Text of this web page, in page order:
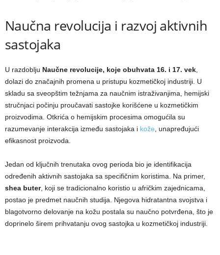
Naučna revolucija i razvoj aktivnih
sastojaka
U razdoblju Naučne revolucije, koje obuhvata 16. i 17. vek
dolazi do značajnih promena u pristupu kozmetičkoj industriji. U
skladu sa sveopštim težnjama za naučnim istraživanjima, hemijski
stručnjaci počinju proučavati sastojke korišćene u kozmetičkim
proizvodima. Otkrića o hemijskim procesima omogućila su
razumevanje interakcija između sastojaka i kože , unapređujući
efikasnost proizvoda.
Jedan od ključnih trenutaka ovog perioda bio je identifikacija
određenih aktivnih sastojaka sa specifičnim koristima. Na primer,
shea buter, koji se tradicionalno koristio u afričkim zajednicama,
postao je predmet naučnih studija. Njegova hidratantna svojstva i
blagotvorno delovanje na kožu postala su naučno potvrđena, što je
doprinelo širem prihvatanju ovog sastojka u kozmetičkoj industriji.